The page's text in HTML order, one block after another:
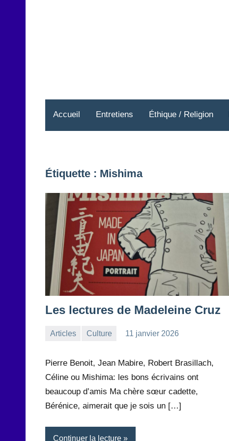
Accueil Entretiens Éthique / Religion
Étiquette : Mishima
Les lectures de Madeleine Cruz
Articles Culture
11 janvier 2026
Pierre Benoit, Jean Mabire, Robert Brasillach,
Céline ou Mishima: les bons écrivains ont
beaucoup d’amis Ma chère sœur cadette,
Bérénice, aimerait que je sois un […]
Continuer la lecture